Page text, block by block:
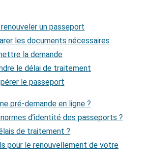
un passeport
les documents nécessaires
la demande
le délai de traitement
le passeport
pré-demande en ligne ?
d’identité des passeports ?
de traitement ?
pour le renouvellement de votre